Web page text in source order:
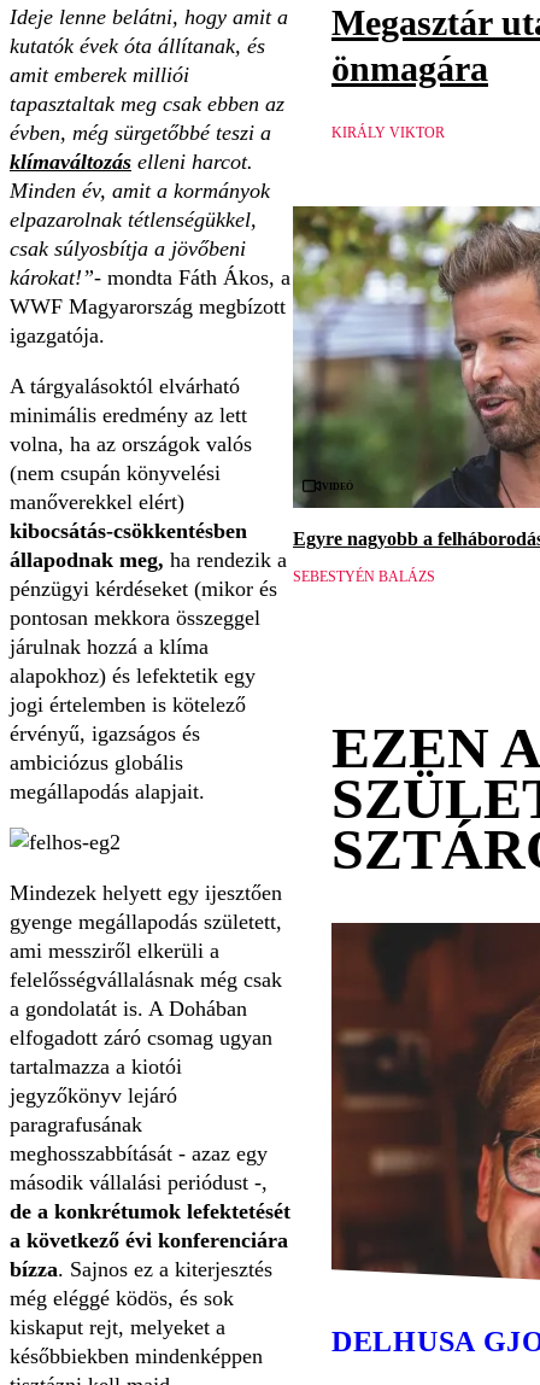
Ideje lenne belátni, hogy amit a
kutatók évek óta állítanak, és
amit emberek milliói
tapasztaltak meg csak ebben az
évben, még sürgetőbbé teszi a
klímaváltozás elleni harcot.
Minden év, amit a kormányok
elpazarolnak tétlenségükkel,
csak súlyosbítja a jövőbeni
károkat!”- mondta Fáth Ákos, a
WWF Magyarország megbízott
igazgatója.
A tárgyalásoktól elvárható
minimális eredmény az lett
volna, ha az országok valós
(nem csupán könyvelési
manőverekkel elért)
kibocsátás-csökkentésben
állapodnak meg, ha rendezik a
pénzügyi kérdéseket (mikor és
pontosan mekkora összeggel
járulnak hozzá a klíma
alapokhoz) és lefektetik egy
jogi értelemben is kötelező
érvényű, igazságos és
ambiciózus globális
megállapodás alapjait.
Mindezek helyett egy ijesztően
gyenge megállapodás született,
ami messziről elkerüli a
felelősségvállalásnak még csak
a gondolatát is. A Dohában
elfogadott záró csomag ugyan
tartalmazza a kiotói
jegyzőkönyv lejáró
paragrafusának
meghosszabbítását - azaz egy
második vállalási periódust -,
de a konkrétumok lefektetését
a következő évi konferenciára
bízza. Sajnos ez a kiterjesztés
még eléggé ködös, és sok
kiskaput rejt, melyeket a
későbbiekben mindenképpen
Megasztár
önmagára
KIRÁLY VIKTOR
Videó
Egyre nagyobb a
SEBESTYÉN BALÁZS
EZEN
DELHUSA